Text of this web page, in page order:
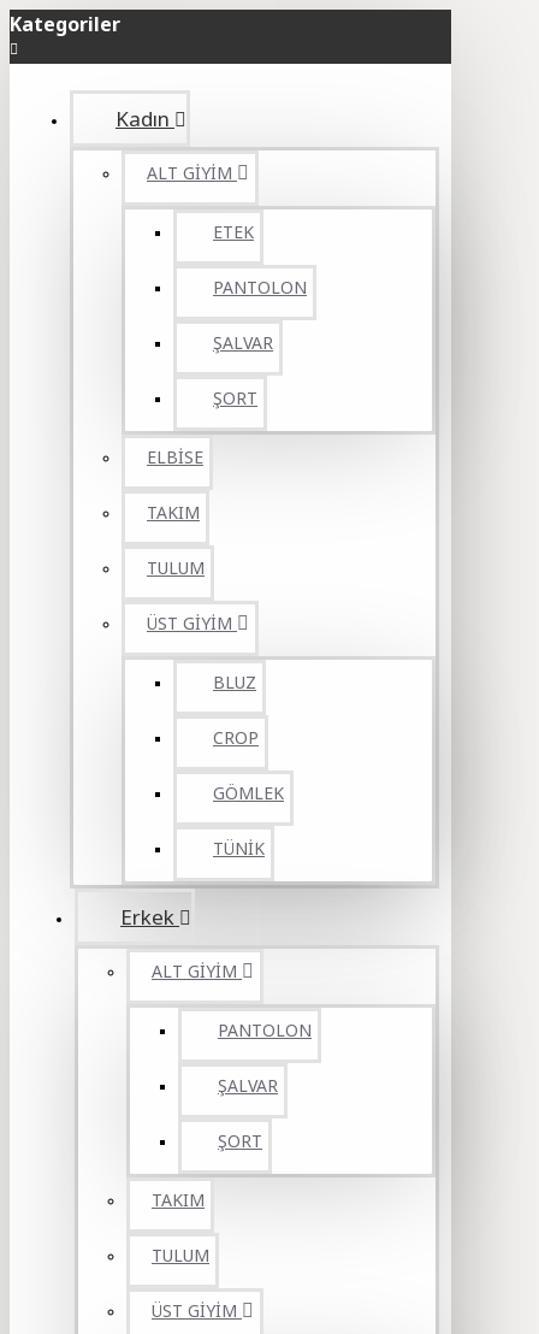
Kategoriler
Kadın
ALT GİYİM
ETEK
PANTOLON
ŞALVAR
ŞORT
ELBİSE
TAKIM
TULUM
ÜST GİYİM
BLUZ
CROP
GÖMLEK
TÜNİK
Erkek
ALT GİYİM
PANTOLON
ŞALVAR
ŞORT
TAKIM
TULUM
ÜST GİYİM